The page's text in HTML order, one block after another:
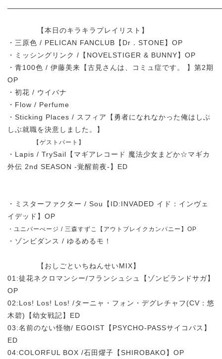
【本日のキラキラプレイリスト】
・三原色 / PELICAN FANCLUB【Dr．STONE】OP
・ミッシングリンク /【NOVELSTIGER & BUNNY】OP
・青100色 / 伊藤美来【古見さんは、コミュ症です。 】第2期
OP
・初花 / ウイバナ
・Flow / Perfume
・Sticking Places / スフィア【勇者になれなかった俺はしぶ
しぶ就職を決意しました。】
【ゲストパート】
・Lapis / TrySail【マギアレコード 魔法少女まどか☆マギカ
外伝 2nd SEASON -覚醒前夜-】ED
・ミスターファクター / Sou【ID:INVADED イド：インヴェ
イデッド】OP
・ユニバーぺージ / 三森すずこ【アウトブレイクカンパニー】OP
・ゾンビダンス / ゆるめるモ！
【おしごといちねんせいMIX】
01:徒花ネクロマンシー/フランシュシュ【ゾンビランドサガ】
OP
02:Los! Los! Los! /ターニャ・フォン・デグレチャフ(CV：悠
木碧)【幼女戦記】ED
03:名前のない怪物/ EGOIST【PSYCHO-PASSサイコパス】
ED
04:COLORFUL BOX /石田燿子【SHIROBAKO】OP